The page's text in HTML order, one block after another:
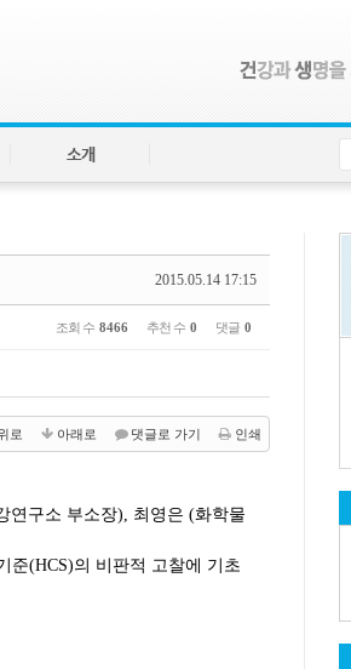
소개
2015.05.14 17:15
조회 수 8466 추천 수 0 댓글 0
로 아래로 댓글로 가기 인쇄
연구소 부소장), 최영은 (화학물
준(HCS)의 비판적 고찰에 기초